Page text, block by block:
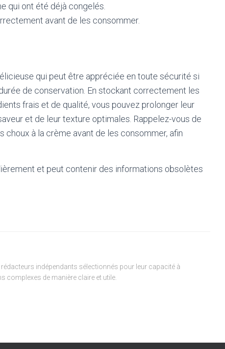
qui ont été déjà congelés.
avant de les consommer.
qui peut être appréciée en toute sécurité si
de conservation. En stockant correctement les
frais et de qualité, vous pouvez prolonger leur
et de leur texture optimales. Rappelez-vous de
à la crème avant de les consommer, afin
et peut contenir des informations obsolètes
rédacteurs indépendants sélectionnés pour leur capacité à
de manière claire et utile.